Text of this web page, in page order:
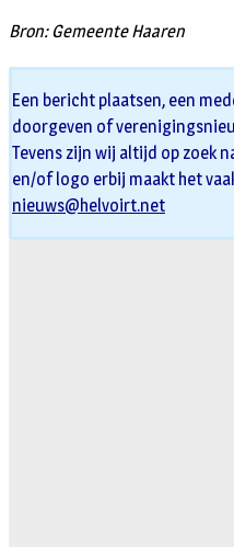
Bron: Gemeente Haaren
Een bericht plaatsen, een
doorgeven of
Tevens zijn wij altijd op zoek
en/of logo erbij maakt het
nieuws@helvoirt.net